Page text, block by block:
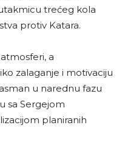
trećeg kola
protiv Katara.
a
zalaganje i motivaciju
u narednu fazu
sa Sergejom
planiranih